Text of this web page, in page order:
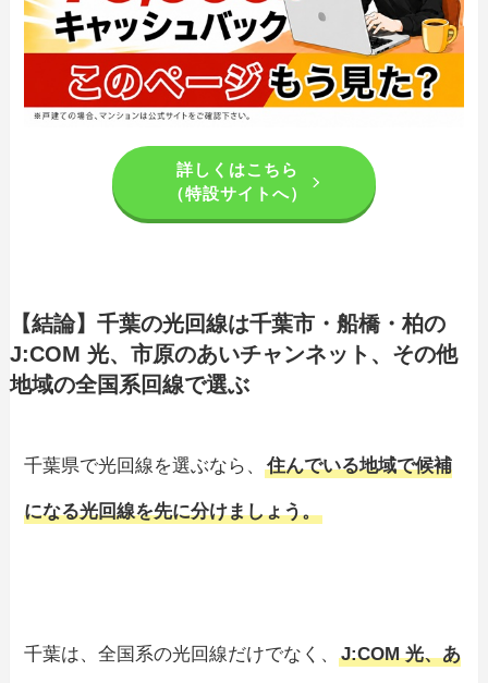
詳しくはこちら
（特設サイトへ）
【結論】千葉の光回線は千葉市・船橋・柏の
J:COM 光、市原のあいチャンネット、その他
地域の全国系回線で選ぶ
千葉県で光回線を選ぶなら、住んでいる地域で候補
になる光回線を先に分けましょう。
千葉は、全国系の光回線だけでなく、J:COM 光、あ